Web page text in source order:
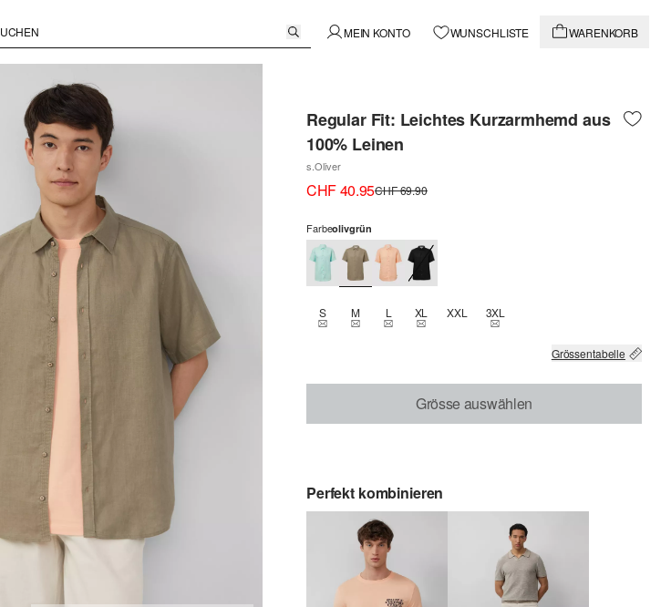
MEIN KONTO WUNSCHLISTE WARENKORB
Regular Fit: Leichtes Kurzarmhemd aus
100% Leinen
s.Oliver
CHF 40.95CHF 69.90
Farbeolivgrün
STHIS SIZE IS CURRENTLY OUT OF STOCK
MTHIS SIZE IS CURRENTLY OUT OF STOCK
LTHIS SIZE IS CURRENTLY OUT OF STOCK
XLTHIS SIZE IS CURRENTLY OUT OF STOCK
XXL 3XLTHIS SIZE IS CURRENTLY OUT OF
Grössentabelle
Grösse auswählen
Perfekt kombinieren